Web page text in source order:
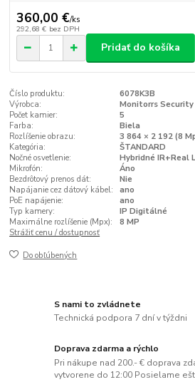
360,00 €/ks
292,68 € bez DPH
Pridať do košíka
Číslo produktu:
6078K3B
Výrobca:
Monitorrs Security
Počet kamier:
5
Farba:
Biela
Rozlíšenie obrazu:
3 864 × 2 192 (8
Kategória:
ŠTANDARD
Nočné osvetlenie:
Hybridné IR+Real
Mikrofón:
Áno
Bezdrôtový prenos dát:
Nie
Napájanie cez dátový kábel:
ano
PoE napájenie:
ano
Typ kamery:
IP Digitálné
Maximálne rozlíšenie (Mpx):
8 MP
Strážiť cenu / dostupnosť
Do obľúbených
S nami to zvládnete
Technická podpora 7 dní v týždni
Doprava zdarma a rýchlo
Pri nákupe nad 200.- € doprava
vytvorene do 12:00 Posielame